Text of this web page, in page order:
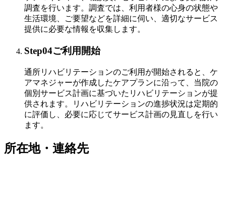
調査を行います。調査では、利用者様の心身の状態や
生活環境、ご要望などを詳細に伺い、適切なサービス
提供に必要な情報を収集します。
Step04ご利用開始
通所リハビリテーションのご利用が開始されると、ケ
アマネジャーが作成したケアプランに沿って、当院の
個別サービス計画に基づいたリハビリテーションが提
供されます。リハビリテーションの進捗状況は定期的
に評価し、必要に応じてサービス計画の見直しを行い
ます。
所在地・連絡先